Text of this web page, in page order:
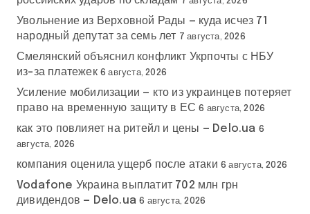
Увольнение из Верховной Рады — куда исчез 71
народный депутат за семь лет 7 августа, 2026
Смелянский объяснил конфликт Укрпочты с НБУ
из-за платежек 6 августа, 2026
Усиление мобилизации — кто из украинцев потеряет
право на временную защиту в ЕС 6 августа, 2026
как это повлияет на ритейл и цены — Delo.ua 6
августа, 2026
компания оценила ущерб после атаки 6 августа, 2026
Vodafone Украина выплатит 702 млн грн
дивидендов — Delo.ua 6 августа, 2026